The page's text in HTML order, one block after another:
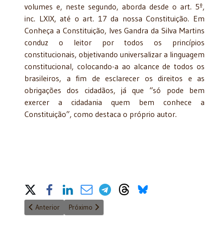
volumes e, neste segundo, aborda desde o art. 5º,
inc. LXIX, até o art. 17 da nossa Constituição. Em
Conheça a Constituição, Ives Gandra da Silva Martins
conduz o leitor por todos os princípios
constitucionais, objetivando universalizar a linguagem
constitucional, colocando-a ao alcance de todos os
brasileiros, a fim de esclarecer os direitos e as
obrigações dos cidadãos, já que “só pode bem
exercer a cidadania quem bem conhece a
Constituição”, como destaca o próprio autor.
Share on Social Media
Artigo anterior: Governança fiscal e sustentabilidade financeira
Anterior Próximo artigo: Raízes Judaicas do Direito
Próximo